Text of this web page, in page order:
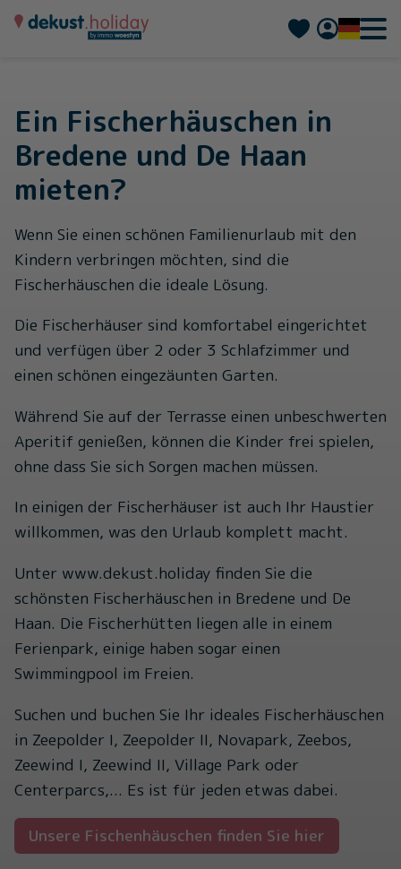
Français
Ein Fischerhäuschen in
Bredene und De Haan
mieten?
Wenn Sie einen schönen Familienurlaub mit den
Kindern verbringen möchten, sind die
Fischerhäuschen die ideale Lösung.
Die Fischerhäuser sind komfortabel eingerichtet
und verfügen über 2 oder 3 Schlafzimmer und
einen schönen eingezäunten Garten.
Während Sie auf der Terrasse einen unbeschwerten
Aperitif genießen, können die Kinder frei spielen,
ohne dass Sie sich Sorgen machen müssen.
In einigen der Fischerhäuser ist auch Ihr Haustier
willkommen, was den Urlaub komplett macht.
Unter www.dekust.holiday finden Sie die
schönsten Fischerhäuschen in Bredene und De
Haan. Die Fischerhütten liegen alle in einem
Ferienpark, einige haben sogar einen
Swimmingpool im Freien.
Suchen und buchen Sie Ihr ideales Fischerhäuschen
in Zeepolder I, Zeepolder II, Novapark, Zeebos,
Zeewind I, Zeewind II, Village Park oder
Centerparcs,... Es ist für jeden etwas dabei.
Unsere Fischenhäuschen finden Sie hier